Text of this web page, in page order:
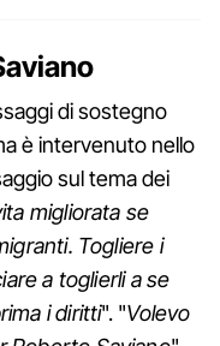
di sostegno
è intervenuto nello
sul tema dei
migliorata se
Togliere i
a toglierli a se
i diritti". "Volevo